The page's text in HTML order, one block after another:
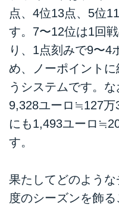
点、4位13点、5位
す。7〜12位は1回
り、1点刻みで9〜4
め、ノーポイント
うシステムです。
9,328ユーロ≒127万
にも1,493ユーロ
す。
果たしてどのよう
度のシーズンを飾